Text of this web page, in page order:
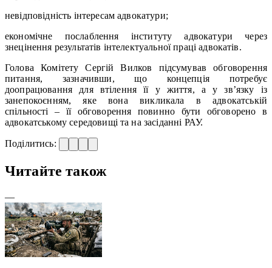
невідповідність інтересам адвокатури;
економічне послаблення інституту адвокатури через
знецінення результатів інтелектуальної праці адвокатів.
Голова Комітету Сергій Вилков підсумував обговорення
питання, зазначивши, що концепція потребує
доопрацювання для втілення її у життя, а у зв’язку із
занепокоєнням, яке вона викликала в адвокатській
спільності – її обговорення повинно бути обговорено в
адвокатському середовищі та на засіданні РАУ.
Поділитись:
Читайте також
—